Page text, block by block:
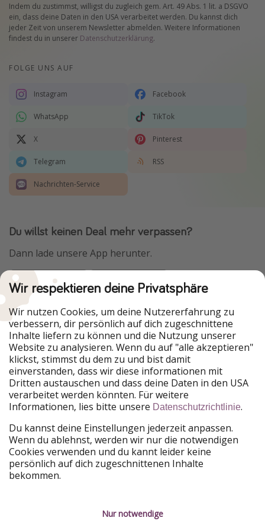
Indem du zustimmst, willigst du zugleich gem. Art. 49 Abs. 1 lit. a DSGVO
ein, dass deine Daten in den USA verarbeitet werden. Du kannst dich
jeder Zeit von unserem Newsletter abmelden. Weitere Informationen
findest du in unserer Datenschutzerklärung.
FOLGE UNS AUF
Instagram Facebook
WhatsApp TikTok
X Pinterest
Telegram RSS
Nachrichten-Service
Du willst keinen Deal mehr verpassen?
Dann lade unsere App herunter.
Urlaubspiraten ist Teil der HolidayPirates Group
Unsere Märkte
PiratinViaggio
HolidayPirates
VakantiePiraten
WakacyjniPiraci
VoyagesPirates
Ferienpiraten
Urlaubspiraten
ViajerosPiratas
TravelPirates
HolidayPirates Group
Lerne uns kennen
Über uns
Rechtliches
Wir respektieren deine Privatsphäre
Wir nutzen Cookies, um deine Nutzererfahrung zu
verbessern, dir persönlich auf dich zugeschnittene
Inhalte liefern zu können und die Nutzung unserer
Website zu analysieren. Wenn du auf "alle akzeptieren"
klickst, stimmst du dem zu und bist damit
einverstanden, dass wir diese informationen mit
Dritten austauschen und dass deine Daten in den USA
verarbeitet werden könnten. Für weitere
Informationen, lies bitte unsere Datenschutzrichtlinie.
Du kannst deine Einstellungen jederzeit anpassen.
Wenn du ablehnst, werden wir nur die notwendigen
Cookies verwenden und du kannt leider keine
persönlich auf dich zugeschnittenen Inhalte
bekommen.
Nur notwendige